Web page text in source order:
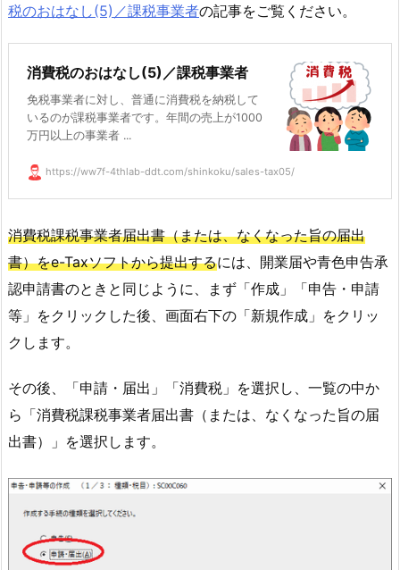
税のおはなし(5)／課税事業者の記事をご覧ください。
消費税のおはなし(5)／課税事業者
免税事業者に対し、普通に消費税を納税して
いるのが課税事業者です。年間の売上が1000
万円以上の事業者 ...
https://ww7f-4thlab-ddt.com/shinkoku/sales-tax05/
消費税課税事業者届出書（または、なくなった旨の届出
書）をe-Taxソフトから提出するには、開業届や青色申告承
認申請書のときと同じように、まず「作成」「申告・申請
等」をクリックした後、画面右下の「新規作成」をクリッ
クします。
その後、「申請・届出」「消費税」を選択し、一覧の中か
ら「消費税課税事業者届出書（または、なくなった旨の届
出書）」を選択します。